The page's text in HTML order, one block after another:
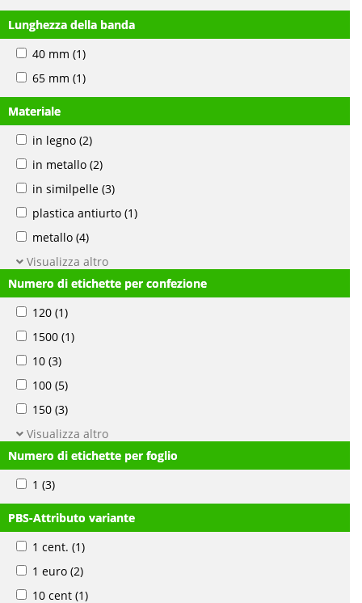
Lunghezza della banda
40 mm (1)
65 mm (1)
Materiale
in legno (2)
in metallo (2)
in similpelle (3)
plastica antiurto (1)
metallo (4)
Visualizza altro
Numero di etichette per confezione
120 (1)
1500 (1)
10 (3)
100 (5)
150 (3)
Visualizza altro
Numero di etichette per foglio
1 (3)
PBS-Attributo variante
1 cent. (1)
1 euro (2)
10 cent (1)